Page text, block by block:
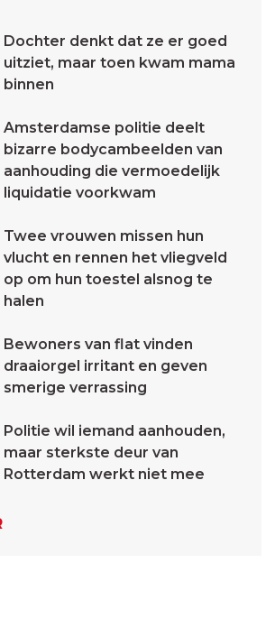
Dochter denkt dat ze er goed
uitziet, maar toen kwam mama
binnen
Amsterdamse politie deelt
bizarre bodycambeelden van
aanhouding die vermoedelijk
liquidatie voorkwam
Twee vrouwen missen hun
vlucht en rennen het vliegveld
op om hun toestel alsnog te
halen
Bewoners van flat vinden
draaiorgel irritant en geven
smerige verrassing
Politie wil iemand aanhouden,
maar sterkste deur van
Rotterdam werkt niet mee